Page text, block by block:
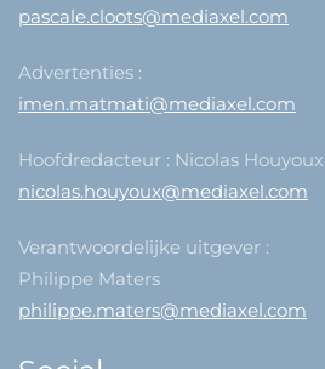
pascale.cloots@mediaxel.com
Advertenties :
imen.matmati@mediaxel.com
Hoofdredacteur : Nicolas Houyoux
nicolas.houyoux@mediaxel.com
Verantwoordelijke uitgever :
Philippe Maters
philippe.maters@mediaxel.com